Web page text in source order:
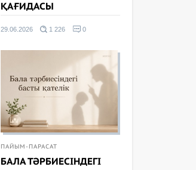
ҚАҒИДАСЫ
29.06.2026 1 226 0
ПАЙЫМ-ПАРАСАТ
БАЛА ТӘРБИЕСІНДЕГІ